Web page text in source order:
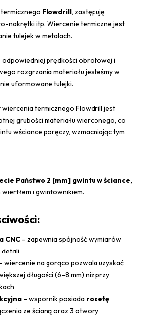
Flowdrill, zastępuję
nakrętki itp. Wiercenie termiczne jest
tulejek w metalach.
prędkości obrotowej i
rozgrzania materiału jesteśmy w
uformowane tulejki.
wiercenia termicznego Flowdrill jest
grubości materiału wierconego, co
wściance poręczy, wzmacniając tym
Państwo 2 [mm] gwintu w ściance,
i gwintownikiem.
CNC – zapewnia spójność wymiarów
detali
– wiercenie na gorąco pozwala uzyskać
długości (6–8 mm) niż przy
– wspornik posiada rozetę
ze ścianą oraz 3 otwory